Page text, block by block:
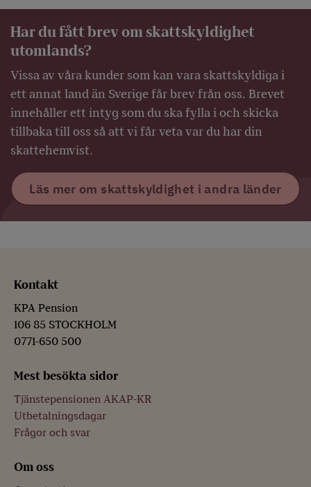
Har du fått brev om skattskyldighet
utomlands?
Vissa av våra kunder som kan vara skattskyldiga i
ett annat land än Sverige får brev från oss. Brevet
innehåller ett intyg som du ska fylla i och skicka
tillbaka till oss så att vi får veta var du har din
skattehemvist.
Läs mer om skattskyldighet i andra länder
Kontakt
KPA Pension
106 85 STOCKHOLM
0771-650 500
Mest besökta sidor
Tjänstepensionen AKAP-KR
Utbetalningsdagar
Frågor och svar
Om oss